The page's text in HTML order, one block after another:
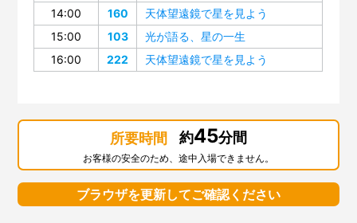
14:00 160
天体望遠鏡で星を見よう
15:00
103
光が語る、星の一生
16:00
222 天体望遠鏡で星を見よう
所要時間 約45分間
お客様の安全のため、途中入場できません。
ブラウザを更新してご確認ください